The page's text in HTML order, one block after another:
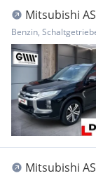
Mitsubishi
Benzin,
Mitsubishi